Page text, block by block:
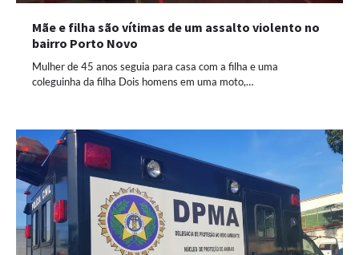
Mãe e filha são vítimas de um assalto violento no
bairro Porto Novo
Mulher de 45 anos seguia para casa com a filha e uma
coleguinha da filha Dois homens em uma moto,…